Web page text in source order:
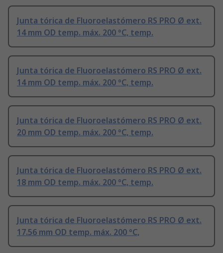
Junta tórica de Fluoroelastómero RS PRO Ø ext.
14 mm OD temp. máx. 200 °C, temp.
Junta tórica de Fluoroelastómero RS PRO Ø ext.
14 mm OD temp. máx. 200 °C, temp.
Junta tórica de Fluoroelastómero RS PRO Ø ext.
20 mm OD temp. máx. 200 °C, temp.
Junta tórica de Fluoroelastómero RS PRO Ø ext.
18 mm OD temp. máx. 200 °C, temp.
Junta tórica de Fluoroelastómero RS PRO Ø ext.
17.56 mm OD temp. máx. 200 °C,